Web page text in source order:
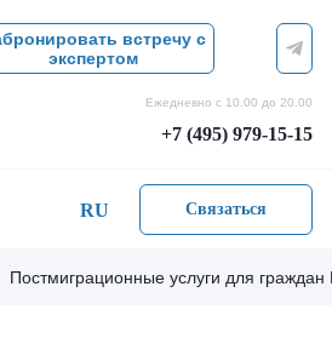
встречу с
экспертом
Ежедневно с 10.00 до 20.00
+7 (495) 979-15-15
RU Связаться
Постмиграционные услуги для граждан